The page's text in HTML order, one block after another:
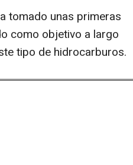
tomado unas primeras
como objetivo a largo
tipo de hidrocarburos.